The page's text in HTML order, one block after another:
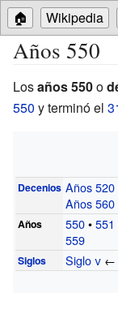
🏠 Wikipedia
Años 550
Losaños 550o
550 y terminó el
Decenios Años 520
Años 560
Años 550•551
559
Siglos Siglov